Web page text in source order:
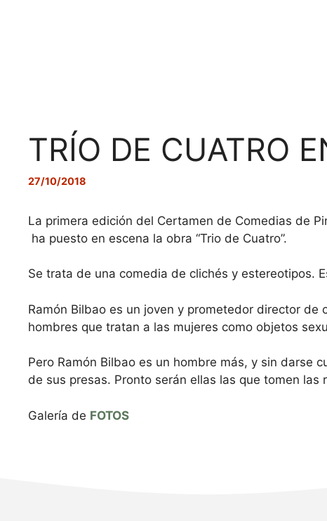
TRÍO DE CUATRO
27/10/2018
La primera edición del Certamen de Comedias de
ha puesto en escena la obra “Trio de Cuatro”.
Se trata de una comedia de clichés y estereotipos.
Ramón Bilbao es un joven y prometedor director
hombres que tratan a las mujeres como objetos
Pero Ramón Bilbao es un hombre más, y sin darse
de sus presas. Pronto serán ellas las que tomen
Galería de FOTOS